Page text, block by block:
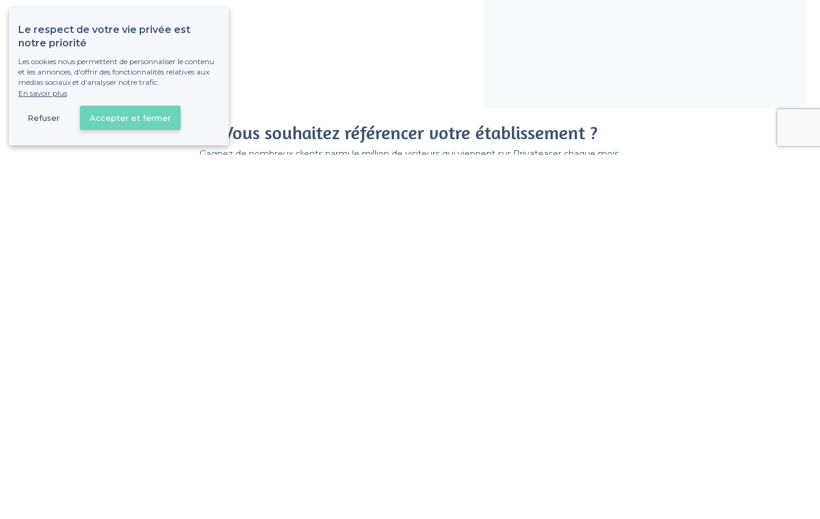
Vous souhaitez référencer votre établissement ?
Gagnez de nombreux clients parmi le million de visiteurs qui viennent sur Privateaser chaque mois.
Le respect de votre vie privée est
notre priorité
Les cookies nous permettent de personnaliser le contenu
et les annonces, d'offrir des fonctionnalités relatives aux
médias sociaux et d'analyser notre trafic.
En savoir plus
Refuser Accepter et fermer